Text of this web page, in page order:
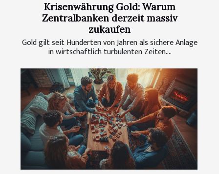
Krisenwährung Gold: Warum
Zentralbanken derzeit massiv
zukaufen
Gold gilt seit Hunderten von Jahren als sichere Anlage
in wirtschaftlich turbulenten Zeiten....